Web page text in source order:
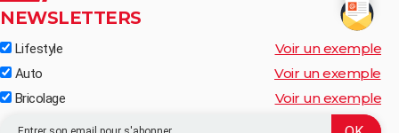
NEWSLETTERS
Lifestyle Voir un exemple
Auto Voir un exemple
Bricolage Voir un exemple